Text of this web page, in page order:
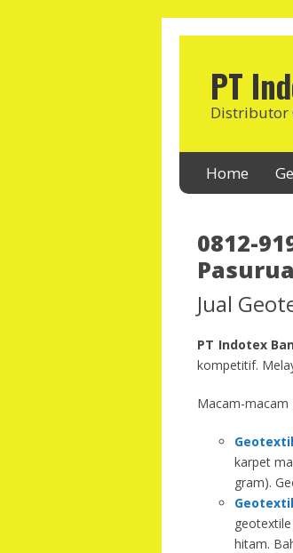
PT
Distributor
Home
0812-
Jual
PT Indotex
kompetitif.
Macam-macam
karpet
gram).
hitam.